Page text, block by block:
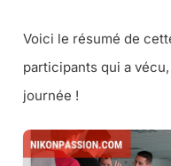
Voici le résumé de
participants qui a
journée !